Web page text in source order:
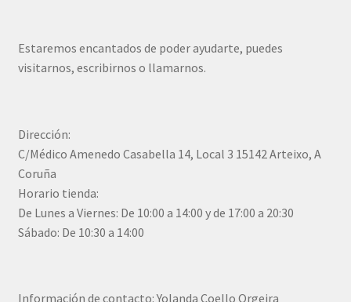
Estaremos encantados de poder ayudarte, puedes
visitarnos, escribirnos o llamarnos.
Dirección:
C/Médico Amenedo Casabella 14, Local 3 15142 Arteixo, A
Coruña
Horario tienda:
De Lunes a Viernes: De 10:00 a 14:00 y de 17:00 a 20:30
Sábado: De 10:30 a 14:00
Información de contacto: Yolanda Coello Orgeira